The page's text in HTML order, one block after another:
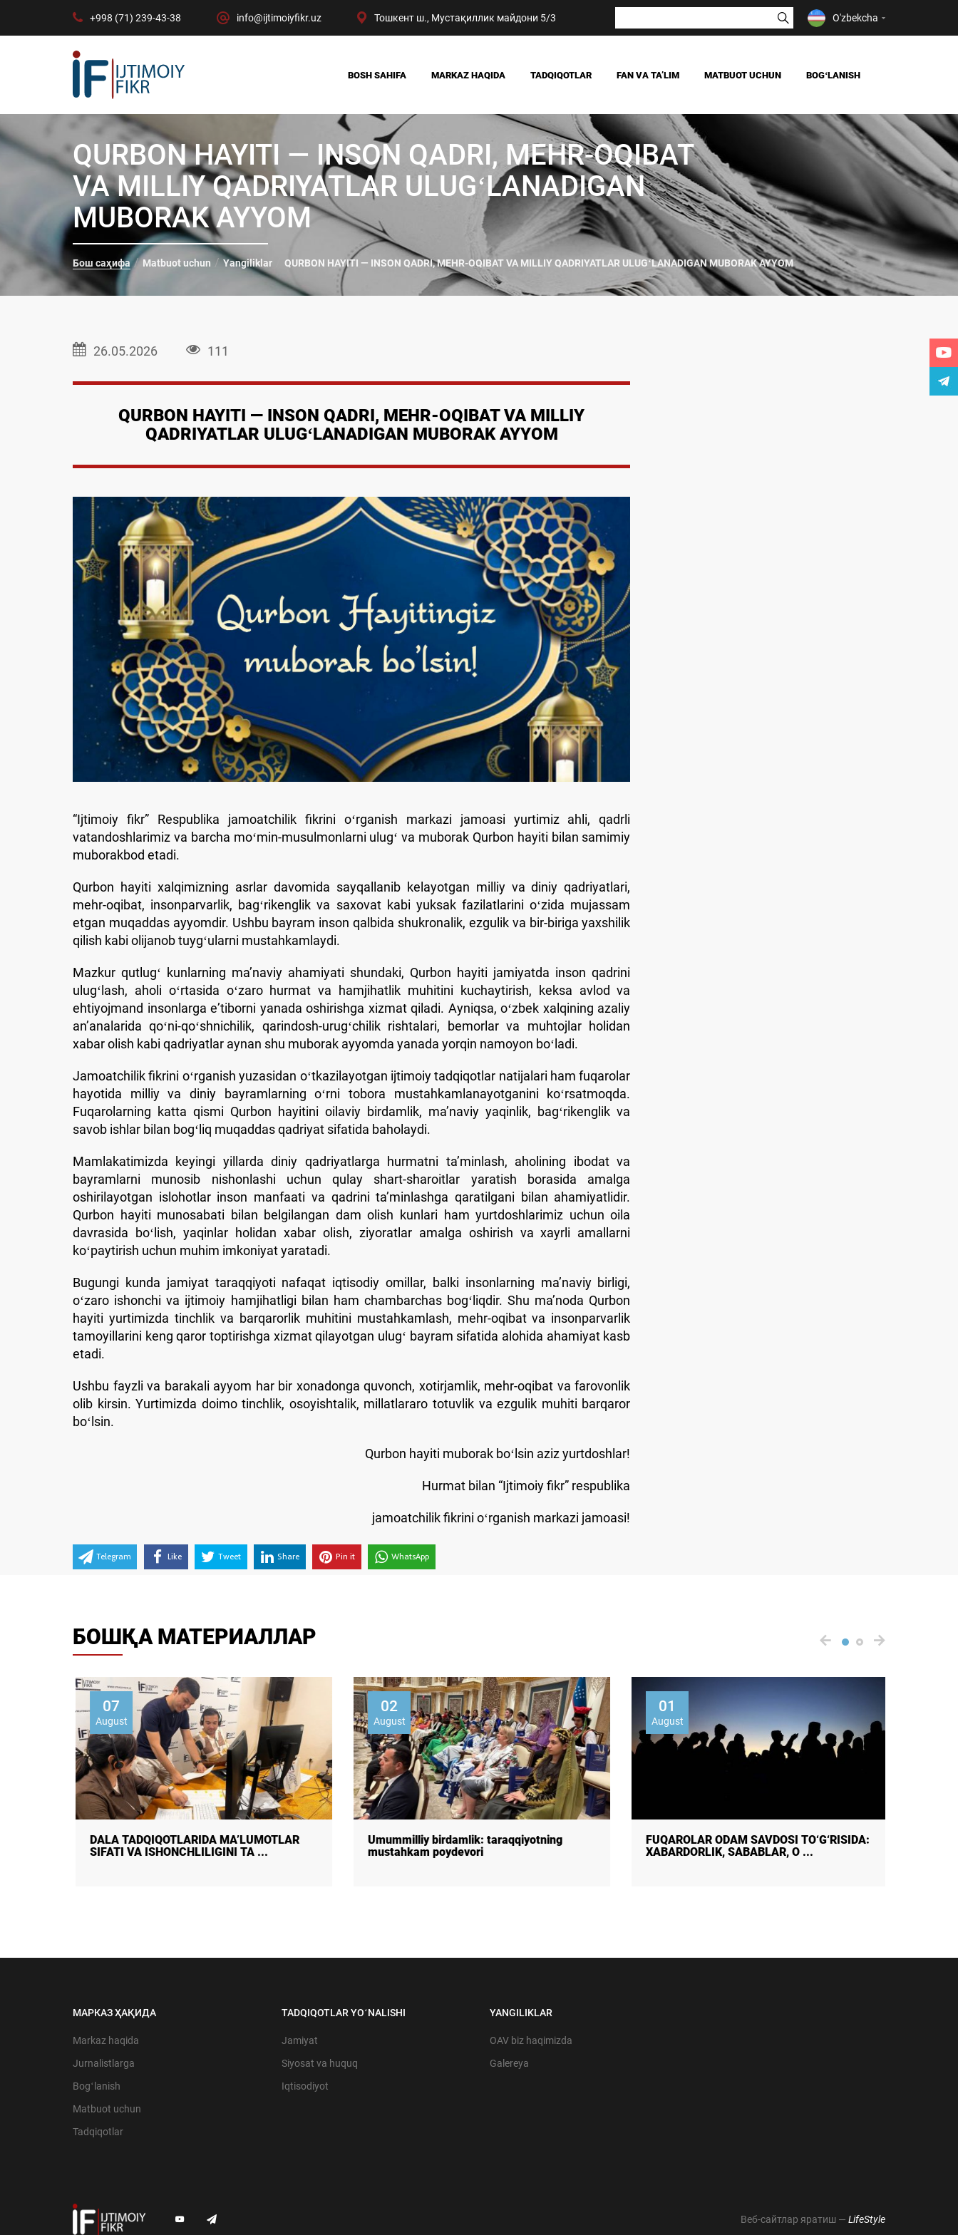
+998 (71) 239-43-38 info@ijtimoiyfikr.uz Тошкент ш., Мустақиллик майдони 5/3 O'zbekcha
BOSH SAHIFA MARKAZ HAQIDA
BIZNING YUTUQLARIMIZ
MARKAZ TUZILMASI
TADQIQOTLAR
JAMIYAT
SIYOSAT VA HUQUQ
IQTISODIYOT
DIGITAL SOTSIOLOGIYA
FAN VA TAʼLIM MATBUOT UCHUN
YANGILIKLAR
OAV BIZ HAQIMIZDA
BOGʻLANISH
QURBON HAYITI — INSON QADRI, MEHR-OQIBAT
VA MILLIY QADRIYATLAR ULUGʻLANADIGAN
MUBORAK AYYOM
Бош саҳифа Matbuot uchun Yangiliklar QURBON HAYITI — INSON QADRI, MEHR-OQIBAT VA MILLIY QADRIYATLAR ULUGʻLANADIGAN MUBORAK AYYOM
26.05.2026 111
QURBON HAYITI — INSON QADRI, MEHR-OQIBAT VA MILLIY
QADRIYATLAR ULUGʻLANADIGAN MUBORAK AYYOM
“Ijtimoiy fikr” Respublika jamoatchilik fikrini oʻrganish markazi jamoasi yurtimiz ahli, qadrli
vatandoshlarimiz va barcha moʻmin-musulmonlarni ulugʻ va muborak Qurbon hayiti bilan samimiy
muborakbod etadi.
Qurbon hayiti xalqimizning asrlar davomida sayqallanib kelayotgan milliy va diniy qadriyatlari,
mehr-oqibat, insonparvarlik, bagʻrikenglik va saxovat kabi yuksak fazilatlarini oʻzida mujassam
etgan muqaddas ayyomdir. Ushbu bayram inson qalbida shukronalik, ezgulik va bir-biriga yaxshilik
qilish kabi olijanob tuygʻularni mustahkamlaydi.
Mazkur qutlugʻ kunlarning maʼnaviy ahamiyati shundaki, Qurbon hayiti jamiyatda inson qadrini
ulugʻlash, aholi oʻrtasida oʻzaro hurmat va hamjihatlik muhitini kuchaytirish, keksa avlod va
ehtiyojmand insonlarga eʼtiborni yanada oshirishga xizmat qiladi. Ayniqsa, oʻzbek xalqining azaliy
anʼanalarida qoʻni-qoʻshnichilik, qarindosh-urugʻchilik rishtalari, bemorlar va muhtojlar holidan
xabar olish kabi qadriyatlar aynan shu muborak ayyomda yanada yorqin namoyon boʻladi.
Jamoatchilik fikrini oʻrganish yuzasidan oʻtkazilayotgan ijtimoiy tadqiqotlar natijalari ham fuqarolar
hayotida milliy va diniy bayramlarning oʻrni tobora mustahkamlanayotganini koʻrsatmoqda.
Fuqarolarning katta qismi Qurbon hayitini oilaviy birdamlik, maʼnaviy yaqinlik, bagʻrikenglik va
savob ishlar bilan bogʻliq muqaddas qadriyat sifatida baholaydi.
Mamlakatimizda keyingi yillarda diniy qadriyatlarga hurmatni taʼminlash, aholining ibodat va
bayramlarni munosib nishonlashi uchun qulay shart-sharoitlar yaratish borasida amalga
oshirilayotgan islohotlar inson manfaati va qadrini taʼminlashga qaratilgani bilan ahamiyatlidir.
Qurbon hayiti munosabati bilan belgilangan dam olish kunlari ham yurtdoshlarimiz uchun oila
davrasida boʻlish, yaqinlar holidan xabar olish, ziyoratlar amalga oshirish va xayrli amallarni
koʻpaytirish uchun muhim imkoniyat yaratadi.
Bugungi kunda jamiyat taraqqiyoti nafaqat iqtisodiy omillar, balki insonlarning maʼnaviy birligi,
oʻzaro ishonchi va ijtimoiy hamjihatligi bilan ham chambarchas bogʻliqdir. Shu maʼnoda Qurbon
hayiti yurtimizda tinchlik va barqarorlik muhitini mustahkamlash, mehr-oqibat va insonparvarlik
tamoyillarini keng qaror toptirishga xizmat qilayotgan ulugʻ bayram sifatida alohida ahamiyat kasb
etadi.
Ushbu fayzli va barakali ayyom har bir xonadonga quvonch, xotirjamlik, mehr-oqibat va farovonlik
olib kirsin. Yurtimizda doimo tinchlik, osoyishtalik, millatlararo totuvlik va ezgulik muhiti barqaror
boʻlsin.
Qurbon hayiti muborak boʻlsin aziz yurtdoshlar!
Hurmat bilan “Ijtimoiy fikr” respublika
jamoatchilik fikrini oʻrganish markazi jamoasi!
Telegram Like Tweet Share Pin it WhatsApp
БОШҚА МАТЕРИАЛЛАР
07
August
DALA TADQIQOTLARIDA MA’LUMOTLAR
SIFATI VA ISHONCHLILIGINI TA ...
02
August
Umummilliy birdamlik: taraqqiyotning
mustahkam poydevori
01
August
FUQAROLAR ODAM SAVDOSI TO‘G‘RISIDA:
XABARDORLIK, SABABLAR, O ...
МАРКАЗ ҲАҚИДА
Markaz haqida
Jurnalistlarga
Bogʻlanish
Matbuot uchun
Tadqiqotlar
TADQIQOTLAR YOʻNALISHI
Jamiyat
Siyosat va huquq
Iqtisodiyot
YANGILIKLAR
OAV biz haqimizda
Galereya
Веб-сайтлар яратиш — LifeStyle